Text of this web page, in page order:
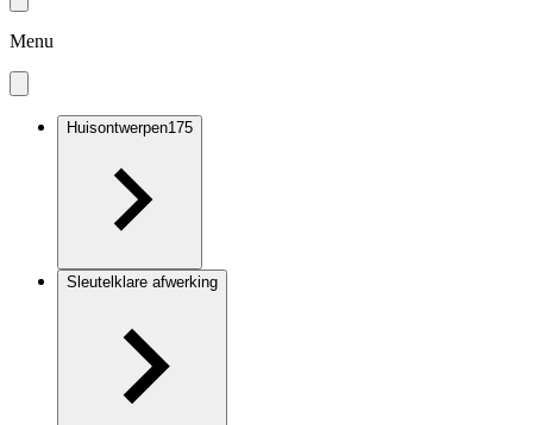
Menu
Huisontwerpen175
Sleutelklare afwerking